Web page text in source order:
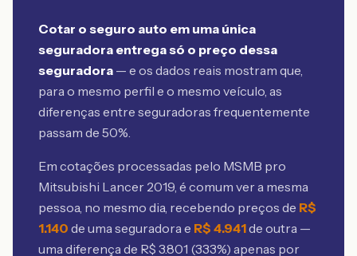
Cotar o seguro auto em uma única
seguradora entrega só o preço dessa
seguradora — e os dados reais mostram que,
para o mesmo perfil e o mesmo veículo, as
diferenças entre seguradoras frequentemente
passam de 50%.
Em cotações processadas pelo MSMB pro
Mitsubishi Lancer 2019, é comum ver a mesma
pessoa, no mesmo dia, recebendo preços de R$
1.140 de uma seguradora e R$ 4.941de outra —
uma diferença de R$ 3.801 (333%) apenas por